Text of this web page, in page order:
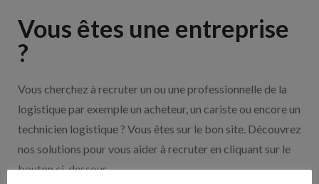
Vous êtes une entreprise
?
Vous cherchez à recruter un ou une professionnelle de la
logistique par exemple un acheteur, un cariste ou encore un
technicien logistique ? Vous êtes sur le bon site. Découvrez
nos solutions pour vous aider à recruter en cliquant sur le
bouton ci-dessous.